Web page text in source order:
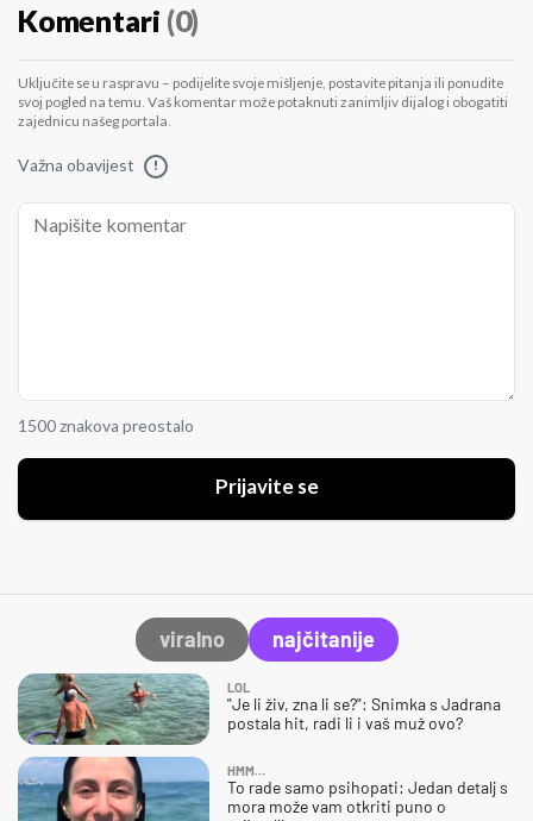
Komentari (0)
Uključite se u raspravu – podijelite svoje mišljenje, postavite pitanja ili ponudite
svoj pogled na temu. Vaš komentar može potaknuti zanimljiv dijalog i obogatiti
zajednicu našeg portala.
Važna obavijest !
1500 znakova preostalo
Prijavite se
viralno najčitanije
LOL
"Je li živ, zna li se?": Snimka s Jadrana
postala hit, radi li i vaš muž ovo?
HMM…
To rade samo psihopati: Jedan detalj s
mora može vam otkriti puno o